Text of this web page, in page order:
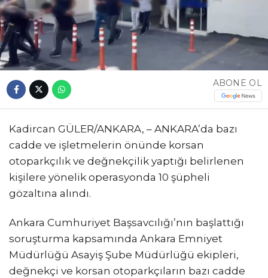
ABONE OL
Kadircan GÜLER/ANKARA, – ANKARA’da bazı
cadde ve işletmelerin önünde korsan
otoparkçılık ve değnekçilik yaptığı belirlenen
kişilere yönelik operasyonda 10 şüpheli
gözaltına alındı.
Ankara Cumhuriyet Başsavcılığı’nın başlattığı
soruşturma kapsamında Ankara Emniyet
Müdürlüğü Asayiş Şube Müdürlüğü ekipleri,
değnekçi ve korsan otoparkçıların bazı cadde